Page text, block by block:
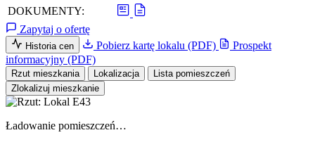
DOKUMENTY:
Zapytaj o ofertę
Historia cen Pobierz kartę lokalu (PDF)
Prospekt
informacyjny (PDF)
Rzut mieszkania Lokalizacja
Lista pomieszczeń
Zlokalizuj mieszkanie
Ładowanie pomieszczeń…